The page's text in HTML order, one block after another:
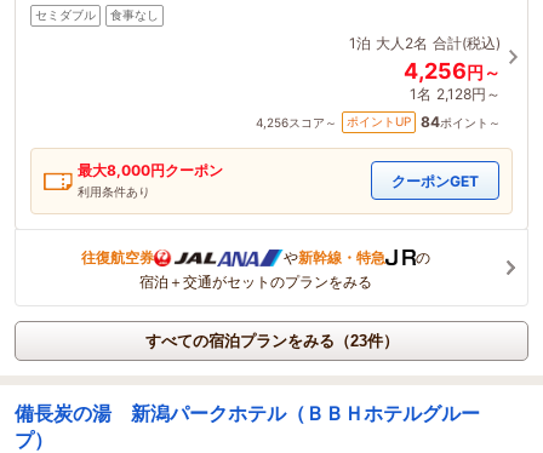
セミダブル 食事なし
1泊 大人2名 合計(税込)
4,256円～
1名 2,128円～
4,256スコア～ ポイントUP 84ポイント～
最大8,000円クーポン
利用条件あり
クーポンGET
往復航空券 や新幹線・特急
の
宿泊＋交通がセットのプランをみる
すべての宿泊プランをみる（23件）
備長炭の湯 新潟パークホテル（ＢＢＨホテルグルー
プ）